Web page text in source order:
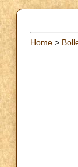
Home >